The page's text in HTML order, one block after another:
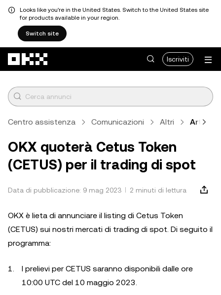
Looks like you're in the United States. Switch to the United States site
for products available in your region.
Switch site
Iscriviti
Centro assistenza Comunicazioni Altri Articolo
OKX quoterà Cetus Token
(CETUS) per il trading di spot
Data di pubblicazione: 9 mag 2023 2 minuti di lettura
OKX è lieta di annunciare il listing di Cetus Token
(CETUS) sui nostri mercati di trading di spot. Di seguito il
programma:
I prelievi per CETUS saranno disponibili dalle ore
10:00 UTC del 10 maggio 2023.